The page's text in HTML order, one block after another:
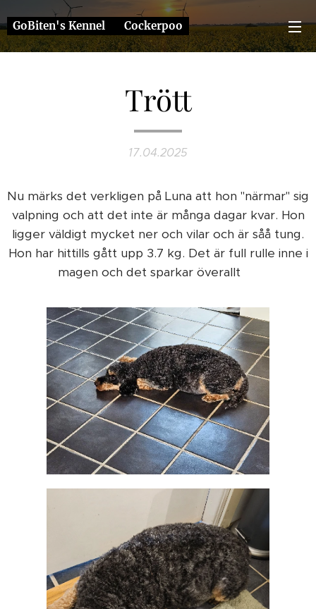
GoBiten's Kennel ❤️ Cockerpoo
Trött
17.04.2025
Nu märks det verkligen på Luna att hon "närmar" sig
valpning och att det inte är många dagar kvar. Hon
ligger väldigt mycket ner och vilar och är såå tung.
Hon har hittills gått upp 3.7 kg. Det är full rulle inne i
magen och det sparkar överallt 🥰